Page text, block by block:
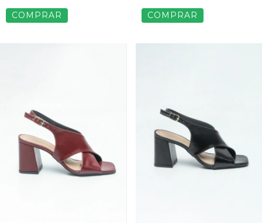
COMPRAR COMPRAR